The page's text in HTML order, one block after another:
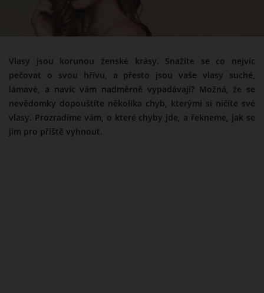
Vlasy jsou korunou ženské krásy. Snažíte se co nejvíc
pečovat o svou hřívu, a přesto jsou vaše vlasy suché,
lámavé, a navíc vám nadměrně vypadávají? Možná, že se
nevědomky dopouštíte několika chyb, kterými si ničíte své
vlasy. Prozradíme vám, o které chyby jde, a řekneme, jak se
jim pro příště vyhnout.